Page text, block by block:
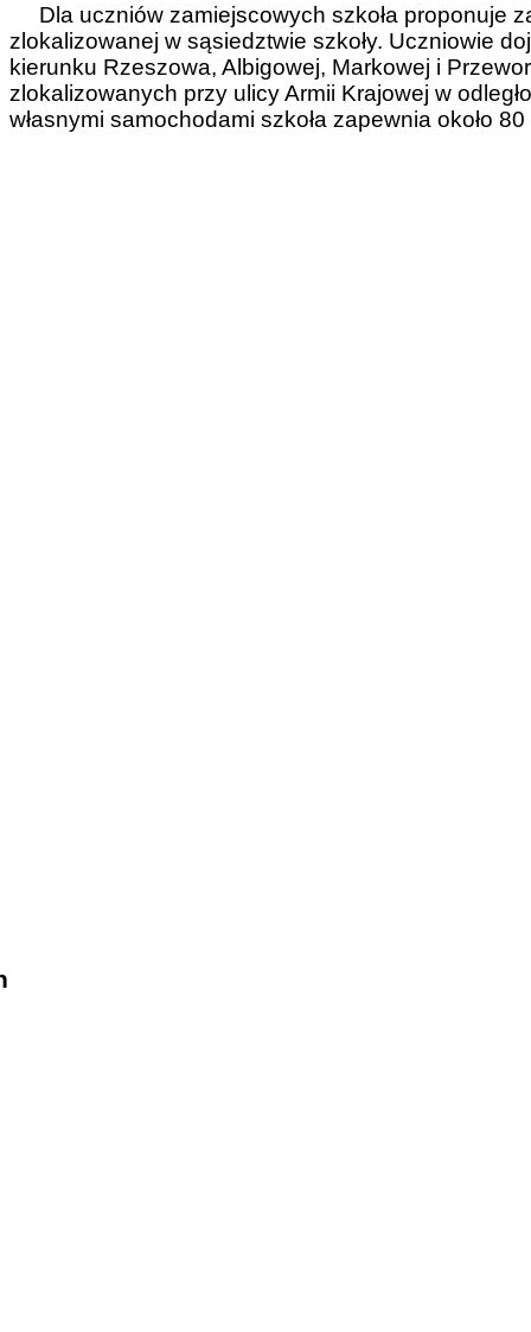
Dla uczniów zamiejscowych szkoła proponuje
zlokalizowanej w sąsiedztwie szkoły. Uczniowie
kierunku Rzeszowa, Albigowej, Markowej i
zlokalizowanych przy ulicy Armii Krajowej w
własnymi samochodami szkoła zapewnia około